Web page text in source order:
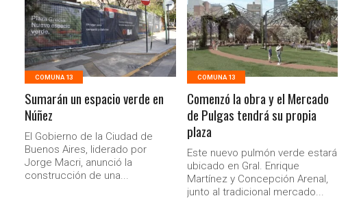
LEER MAS
COMUNA 13
Sumarán un espacio verde en
Núñez
El Gobierno de la Ciudad de
Buenos Aires, liderado por
Jorge Macri, anunció la
construcción de una...
LEER MAS
COMUNA 13
Comenzó la obra y el Mercado
de Pulgas tendrá su propia
plaza
Este nuevo pulmón verde estará
ubicado en Gral. Enrique
Martínez y Concepción Arenal,
junto al tradicional mercado...